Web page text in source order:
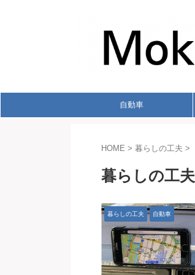
自動車
HOME > 暮らしの工夫 >
暮らしの工夫
暮らしの工夫 自動車